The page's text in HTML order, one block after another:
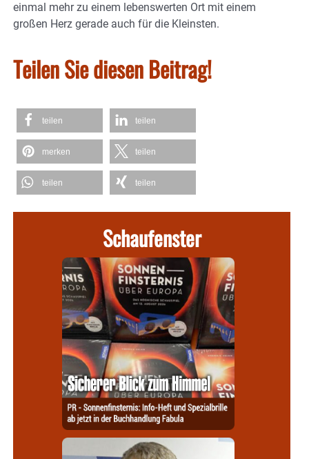
einmal mehr zu einem lebenswerten Ort mit einem
großen Herz gerade auch für die Kleinsten.
Teilen Sie diesen Beitrag!
teilen teilen
merken teilen
teilen teilen
Schaufenster